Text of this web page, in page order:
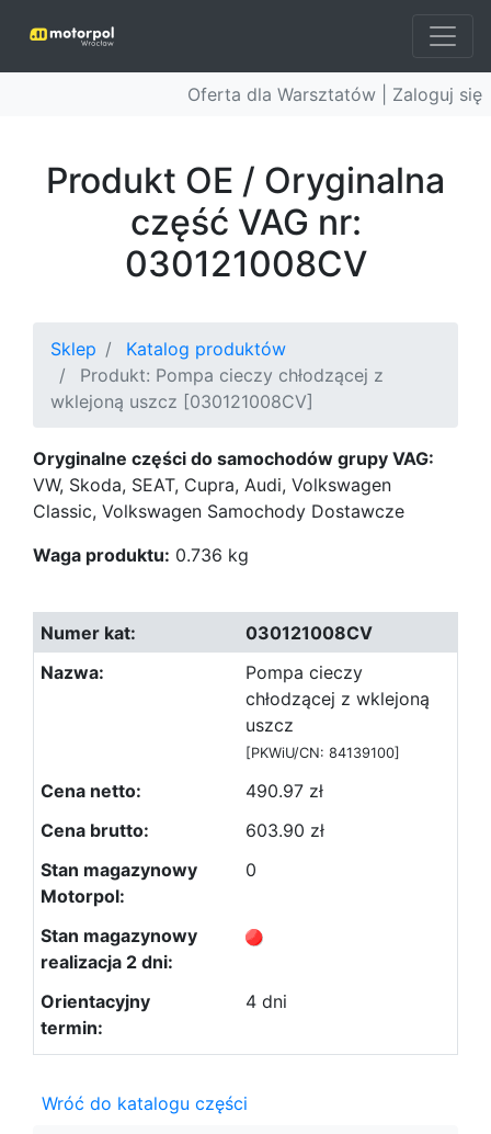
Oferta dla Warsztatów | Zaloguj się
Produkt OE / Oryginalna
część VAG nr:
030121008CV
Sklep
Katalog produktów
Produkt: Pompa cieczy chłodzącej z
wklejoną uszcz [030121008CV]
Oryginalne części do samochodów grupy VAG:
VW, Skoda, SEAT, Cupra, Audi, Volkswagen
Classic, Volkswagen Samochody Dostawcze
Waga produktu: 0.736 kg
030121008CV
Pompa cieczy
chłodzącej z wklejoną
uszcz
[PKWiU/CN: 84139100]
490.97 zł
603.90 zł
0
4 dni
Wróć do katalogu części